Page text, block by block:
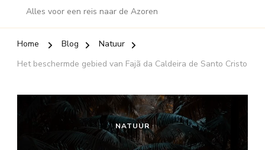
Alles voor een reis naar de Azoren
Home Blog
Natuur
Het beschermde gebied van Fajã da Caldeira de Santo Cristo
NATUUR